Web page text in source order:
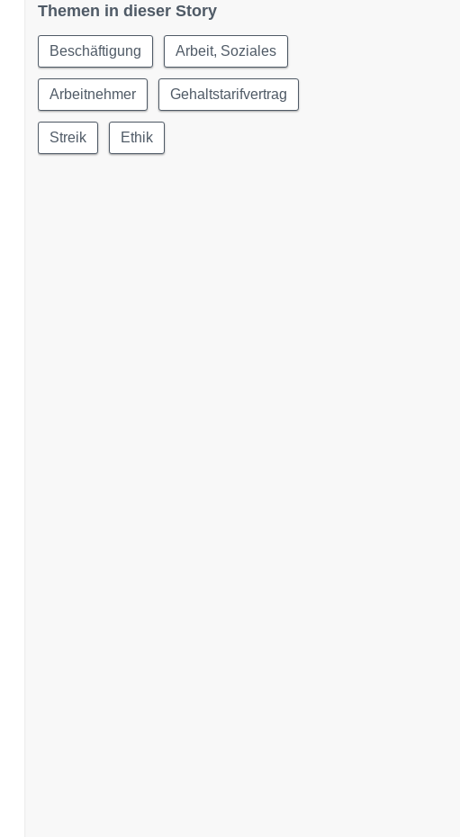
Themen in dieser Story
Beschäftigung Arbeit, Soziales
Arbeitnehmer Gehaltstarifvertrag
Streik Ethik